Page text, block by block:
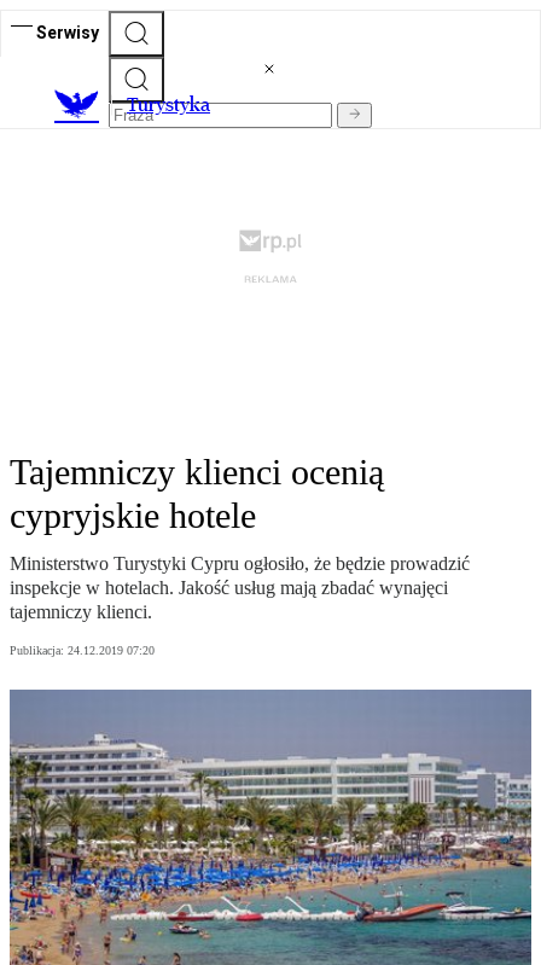
Serwisy
Turystyka
Tajemniczy klienci ocenią
cypryjskie hotele
Ministerstwo Turystyki Cypru ogłosiło, że będzie prowadzić
inspekcje w hotelach. Jakość usług mają zbadać wynajęci
tajemniczy klienci.
Publikacja: 24.12.2019 07:20